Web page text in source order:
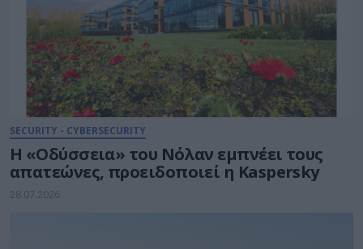
SECURITY - CYBERSECURITY
Η «Οδύσσεια» του Νόλαν εμπνέει τους
απατεώνες, προειδοποιεί η Kaspersky
28.07.2026